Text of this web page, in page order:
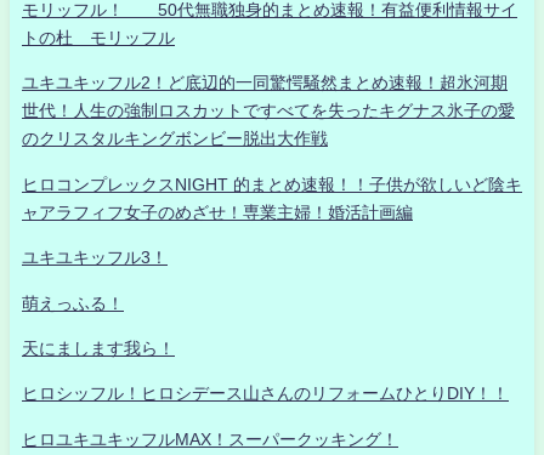
モリッフル！ 50代無職独身的まとめ速報！有益便利情報サイ
トの杜 モリッフル
ユキユキッフル2！ど底辺的一同驚愕騒然まとめ速報！超氷河期
世代！人生の強制ロスカットですべてを失ったキグナス氷子の愛
のクリスタルキングボンビー脱出大作戦
ヒロコンプレックスNIGHT 的まとめ速報！！子供が欲しいど陰キ
ャアラフィフ女子のめざせ！専業主婦！婚活計画編
ユキユキッフル3！
萌えっふる！
天にまします我ら！
ヒロシッフル！ヒロシデース山さんのリフォームひとりDIY！！
ヒロユキユキッフルMAX！スーパークッキング！